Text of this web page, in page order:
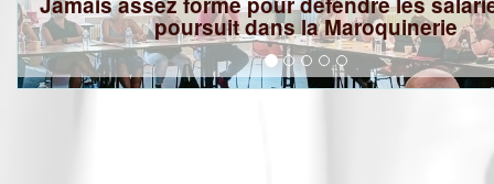
poursuit dans la Maroquinerie